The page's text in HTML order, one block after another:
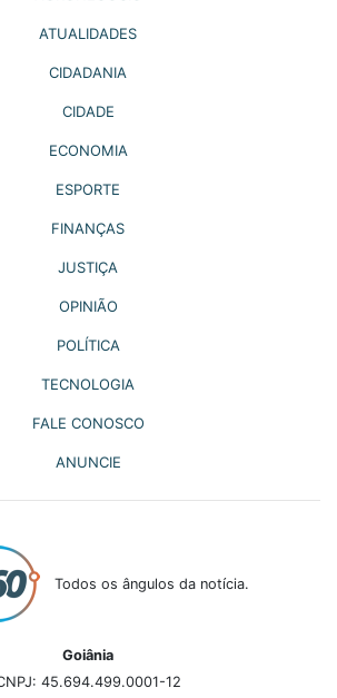
ATUALIDADES
CIDADANIA
CIDADE
ECONOMIA
ESPORTE
FINANÇAS
JUSTIÇA
OPINIÃO
POLÍTICA
TECNOLOGIA
FALE CONOSCO
ANUNCIE
Todos os ângulos da notícia.
Goiânia
45.694.499.0001-12